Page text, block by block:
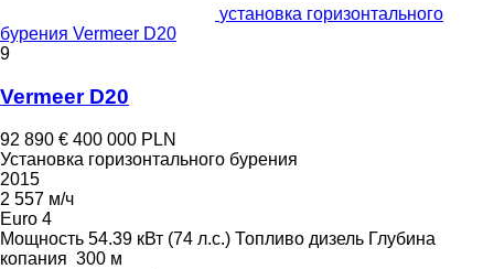
установка горизонтального
бурения Vermeer D20
9
Vermeer D20
92 890 € 400 000 PLN
Установка горизонтального бурения
2015
2 557 м/ч
Euro 4
Мощность 54.39 кВт (74 л.с.) Топливо дизель Глубина
копания 300 м